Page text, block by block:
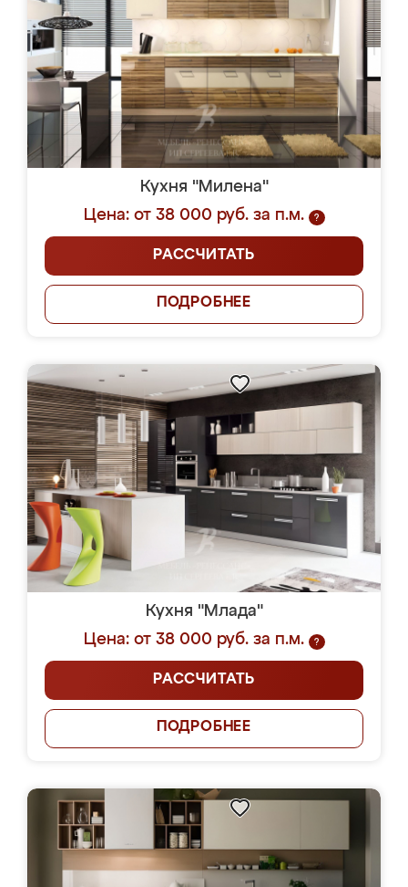
Кухня "Милена"
Цена: от 38 000 руб. за п.м.
?
РАССЧИТАТЬ
ПОДРОБНЕЕ
Кухня "Млада"
Цена: от 38 000 руб. за п.м.
?
РАССЧИТАТЬ
ПОДРОБНЕЕ